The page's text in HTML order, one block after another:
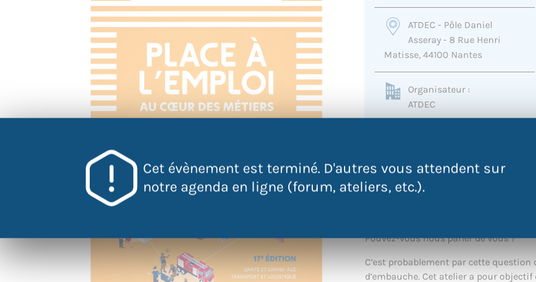
Cet évènement est terminé. D'autres vous attendent sur
notre agenda en ligne (forum, ateliers, etc.).
ATDEC - Pôle Daniel
Asseray - 8 Rue Henri
Matisse, 44100 Nantes
Organisateur :
ATDEC
Pouvez-vous nous parler de vous ?
C’est probablement par cette
d’embauche. Cet atelier a pour